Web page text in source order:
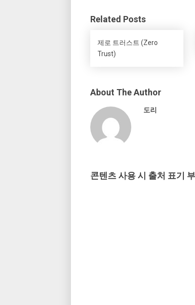
Related Posts
제로 트러스트 (Zero
Trust)
About The Author
도리
콘텐츠 사용 시 출처 표기